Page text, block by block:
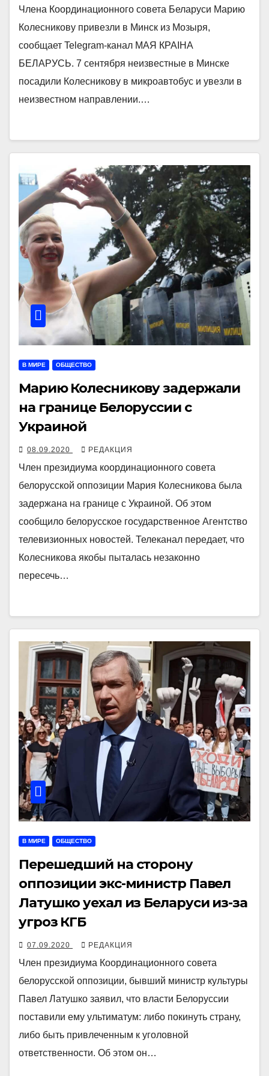
Члена Координационного совета Беларуси Марию
Колесникову привезли в Минск из Мозыря,
сообщает Telegram-канал МАЯ КРАIНА
БЕЛАРУСЬ. 7 сентября неизвестные в Минске
посадили Колесникову в микроавтобус и увезли в
неизвестном направлении.…
В МИРЕ ОБЩЕСТВО
Марию Колесникову задержали
на границе Белоруссии с
Украиной
08.09.2020 РЕДАКЦИЯ
Член президиума координационного совета
белорусской оппозиции Мария Колесникова была
задержана на границе с Украиной. Об этом
сообщило белорусское государственное Агентство
телевизионных новостей. Телеканал передает, что
Колесникова якобы пыталась незаконно
пересечь…
В МИРЕ ОБЩЕСТВО
Перешедший на сторону
оппозиции экс-министр Павел
Латушко уехал из Беларуси из-за
угроз КГБ
07.09.2020 РЕДАКЦИЯ
Член президиума Координационного совета
белорусской оппозиции, бывший министр культуры
Павел Латушко заявил, что власти Белоруссии
поставили ему ультиматум: либо покинуть страну,
либо быть привлеченным к уголовной
ответственности. Об этом он…